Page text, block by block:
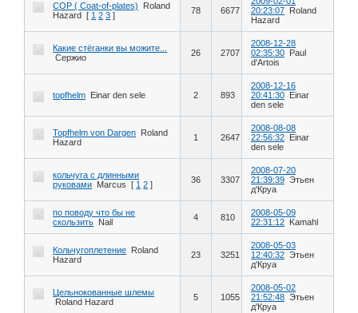
COP ( Coat-of-plates)
Roland
Hazard
[ 1 2 3 ] 78 6677
20:23:07
Roland
Hazard
Какие стёганки вы можите...
Сержио
26 2707
2008-12-28
02:35:30
Paul
d'Artois
topfhelm Einar den sele 2 893
2008-12-16
20:41:30
Einar
den sele
Topfhelm von Dargen
Roland
Hazard
1 2647
2008-08-08
22:56:32
Einar
den sele
кольчуга с длинными
руковами Marcus [ 1 2 ] 36 3307
2008-07-20
21:39:39 Этьен
д'Круа
по поводу что бы не
скользить Nail 4 810
2008-05-09
22:31:12
Kamahl
Кольчугоплетение
Roland
Hazard
23 3251
2008-05-03
12:40:32 Этьен
д'Круа
Цельнокованные шлемы
Roland Hazard
5 1055
2008-05-02
21:52:48 Этьен
д'Круа